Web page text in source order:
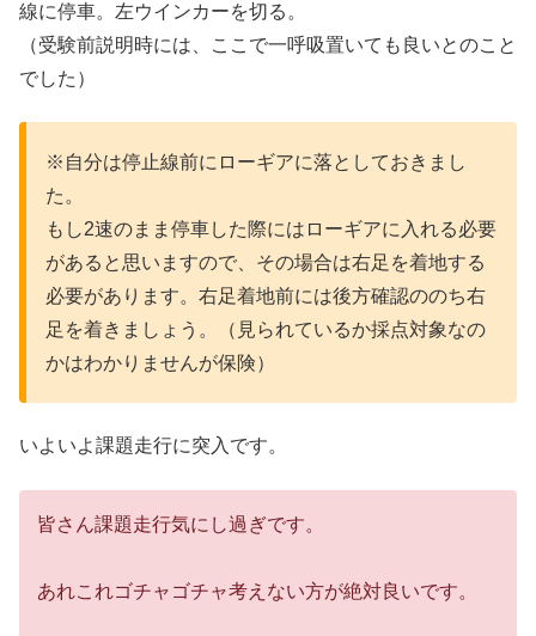
線に停車。左ウインカーを切る。
（受験前説明時には、ここで一呼吸置いても良いとのこと
でした）
※自分は停止線前にローギアに落としておきまし
た。
もし2速のまま停車した際にはローギアに入れる必要
があると思いますので、その場合は右足を着地する
必要があります。右足着地前には後方確認ののち右
足を着きましょう。（見られているか採点対象なの
かはわかりませんが保険）
いよいよ課題走行に突入です。
皆さん課題走行気にし過ぎです。
あれこれゴチャゴチャ考えない方が絶対良いです。